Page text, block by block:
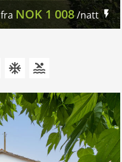
fra NOK 1 008/natt